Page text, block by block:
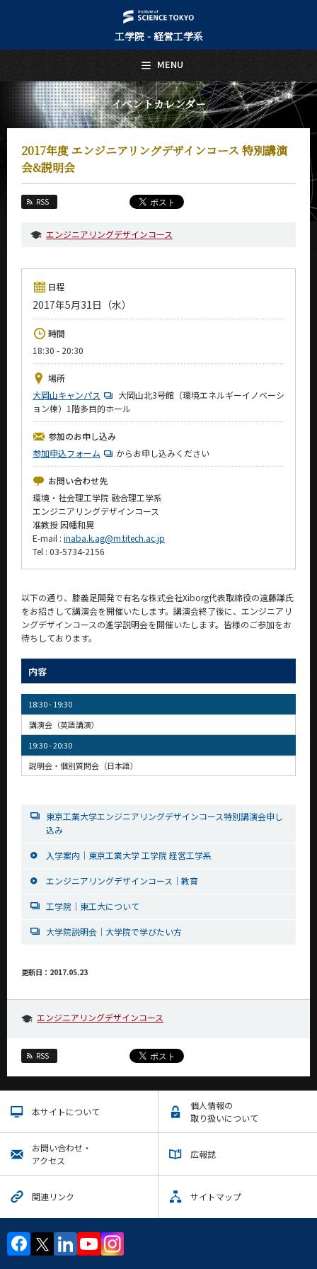
工学院 - 経営工学系
イベントカレンダー
2017年度 エンジニアリングデザインコース 特別講演
会&説明会
RSS
エンジニアリングデザインコース
日程
2017年5月31日（水）
時間
18:30 - 20:30
場所
大岡山キャンパス
大岡山北3号館（環境エネルギーイノベーシ
ョン棟）1階多目的ホール
参加のお申し込み
参加申込フォーム
からお申し込みください
お問い合わせ先
環境・社会理工学院 融合理工学系
エンジニアリングデザインコース
准教授 因幡和晃
E-mail : inaba.k.ag@m.titech.ac.jp
Tel : 03-5734-2156
以下の通り、膝義足開発で有名な株式会社Xiborg代表取締役の遠藤謙氏
をお招きして講演会を開催いたします。講演会終了後に、エンジニアリ
ングデザインコースの進学説明会を開催いたします。皆様のご参加をお
待ちしております。
内容
18:30 - 19:30
講演会（英語講演）
19:30 - 20:30
説明会・個別質問会（日本語）
東京工業大学エンジニアリングデザインコース特別講演会申し
込み
入学案内｜東京工業大学 工学院 経営工学系
エンジニアリングデザインコース｜教育
工学院｜東工大について
大学院説明会｜大学院で学びたい方
更新日：2017.05.23
エンジニアリングデザインコース
RSS
本サイトについて
個人情報の
取り扱いについて
お問い合わせ・
アクセス
広報誌
関連リンク サイトマップ
MENU
日本語 English
トップページ
Top Page
経営工学系について
About Us
教育
Education
教員・研究室
Faculty and Laboratories
未来
Admissions
経営工学系 News
News
イベントカレンダー
Event Calendar
今後のイベント
年別アーカイブ
サイト構成
学内向け情報